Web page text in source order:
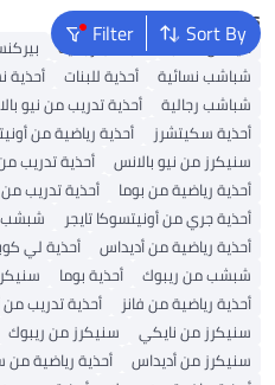
Sort By
FilterPopular Searches
أديداس سامبا شباشب رجالية
شباشب نسائية
أحذية للبنات أحذية
شباشب رجالية
أحذية تدريب من نيو
أحذية سكيتشرز
أحذية رياضية من
سنيكرز من نيو بالانس
أحذية تدريب
أحذية رياضية من بوما
أحذية تدريب
أحذية جري من أونيتسوكا تايجر
شبشب
أحذية رياضية من أديداس
أحذية لي
شبشب من ريبوك
أحذية بوما
أحذية رياضية من فانز
أحذية تدريب من
سنيكرز من نايكي
سنيكرز من ريبوك
سنيكرز من أديداس
أحذية رياضية